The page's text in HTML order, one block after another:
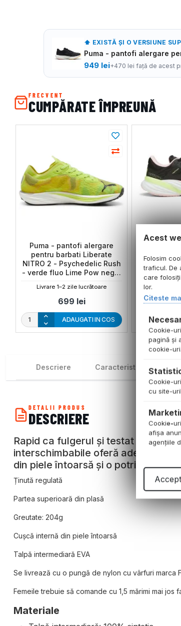
⬆ EXISTĂ ȘI O VERSIUNE
Puma - pantofi alergare
949 lei+470 lei față de acest
FRECVENT
CUMPĂRATE ÎMPREUNĂ
Puma - pantofi alergare
pentru barbati Liberate
NITRO 2 - Psychedelic Rush
- verde fluo Lime Pow negru
Livrare 1–2 zile lucrătoare
699 lei
ADAUGATI IN COS
pentru
2 Dream
coral alb
Descriere Caracteristici
DETALII PRODUS
DESCRIERE
Rapid ca fulgerul și testat pe pistă.
interschimbabile oferă aderență
din piele întoarsă și o potrivire tip
Ținută regulată
Partea superioară din plasă
Greutate: 204g
Cușcă internă din piele întoarsă
Talpă intermediară EVA
Se livrează cu o pungă de nylon cu vârfuri marca
Femeile trebuie să comande cu 1,5 mărimi mai jos
Materiale
Acest
Folosim
traficul. De
care
lor.
Citeste
Cookie-
pagină şi
cookie-uri.
Cookie-
cu site-
Cookie-
afişa
agenţiile